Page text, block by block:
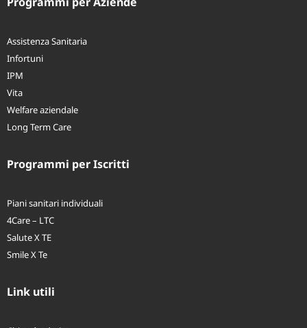
Assistenza Sanitaria
Infortuni
IPM
Vita
Welfare aziendale
Piani sanitari individuali
4Care – LTC
Salute X TE